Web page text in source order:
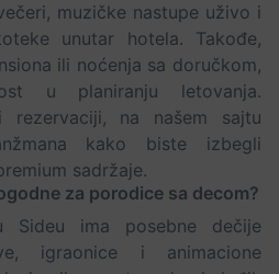
muzičke nastupe uživo i
unutar hotela. Takođe,
ili noćenja sa doručkom,
u planiranju letovanja.
rezervaciji, na našem sajtu
kako biste izbegli
sadržaje.
za porodice sa decom?
ima posebne dečije
igraonice i animacione